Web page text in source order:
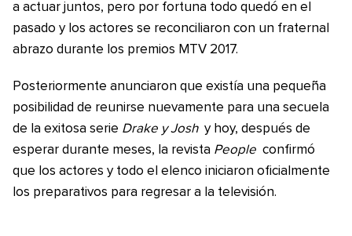
a actuar juntos, pero por fortuna todo quedó en el
pasado y los actores se reconciliaron con un fraternal
abrazo durante los premios MTV 2017.
Posteriormente anunciaron que existía una pequeña
posibilidad de reunirse nuevamente para una secuela
de la exitosa serie Drake y Josh y hoy, después de
esperar durante meses, la revista People confirmó
que los actores y todo el elenco iniciaron oficialmente
los preparativos para regresar a la televisión.